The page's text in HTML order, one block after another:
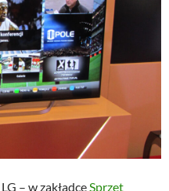
– w zakładceSprzęt